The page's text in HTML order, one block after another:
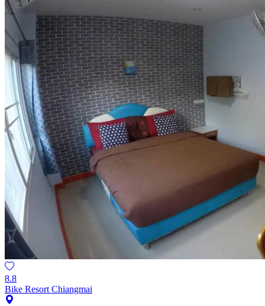
8.8
Bike Resort Chiangmai